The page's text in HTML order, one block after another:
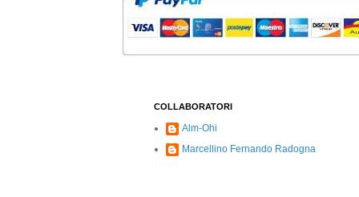
COLLABORATORI
Alm-Ohi
Marcellino Fernando Radogna